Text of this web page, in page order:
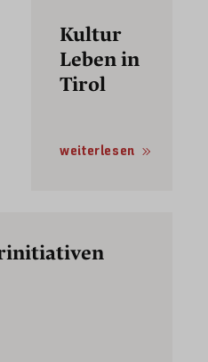
Kultur
Leben in
Tirol
weiterlesen